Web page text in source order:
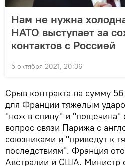
Нам не нужна
НАТО выступает за
контактов с Россией
5 октября 2021, 20:36
Срыв контракта на сумму
для Франции тяжелым
"нож в спину" и "пощечина"
вопрос связи Парижа с
союзниками и "приведут к
последствиям". Франция
Австралии и США. Министр